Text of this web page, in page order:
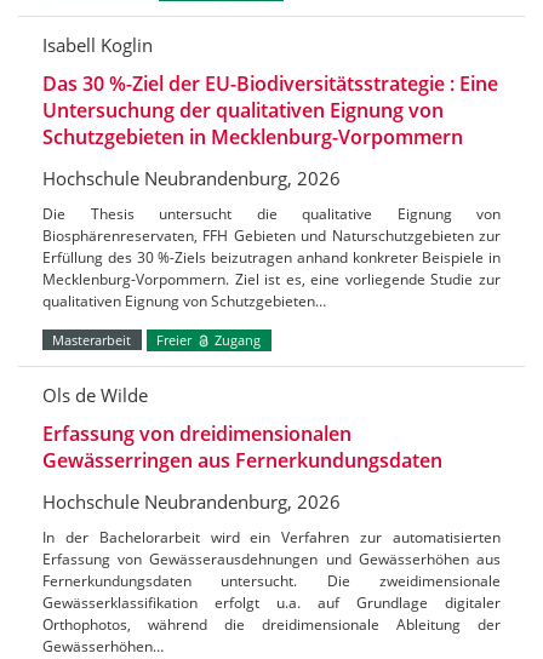
Isabell Koglin
Das 30 %-Ziel der EU-Biodiversitätsstrategie : Eine
Untersuchung der qualitativen Eignung von
Schutzgebieten in Mecklenburg-Vorpommern
Hochschule Neubrandenburg, 2026
Die Thesis untersucht die qualitative Eignung von
Biosphärenreservaten, FFH Gebieten und Naturschutzgebieten zur
Erfüllung des 30 %-Ziels beizutragen anhand konkreter Beispiele in
Mecklenburg-Vorpommern. Ziel ist es, eine vorliegende Studie zur
qualitativen Eignung von Schutzgebieten…
Masterarbeit Freier Zugang
Ols de Wilde
Erfassung von dreidimensionalen
Gewässerringen aus Fernerkundungsdaten
Hochschule Neubrandenburg, 2026
In der Bachelorarbeit wird ein Verfahren zur automatisierten
Erfassung von Gewässerausdehnungen und Gewässerhöhen aus
Fernerkundungsdaten untersucht. Die zweidimensionale
Gewässerklassifikation erfolgt u.a. auf Grundlage digitaler
Orthophotos, während die dreidimensionale Ableitung der
Gewässerhöhen…